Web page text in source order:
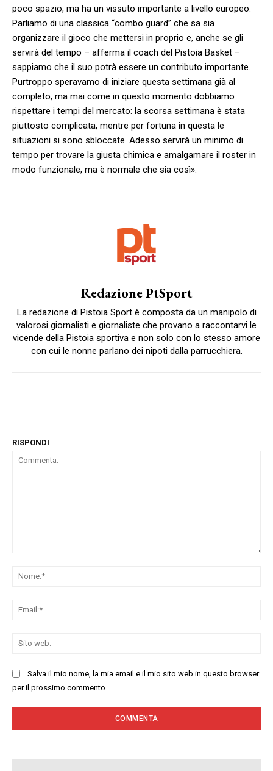
poco spazio, ma ha un vissuto importante a livello europeo.
Parliamo di una classica “combo guard” che sa sia
organizzare il gioco che mettersi in proprio e, anche se gli
servirà del tempo – afferma il coach del Pistoia Basket –
sappiamo che il suo potrà essere un contributo importante.
Purtroppo speravamo di iniziare questa settimana già al
completo, ma mai come in questo momento dobbiamo
rispettare i tempi del mercato: la scorsa settimana è stata
piuttosto complicata, mentre per fortuna in questa le
situazioni si sono sbloccate. Adesso servirà un minimo di
tempo per trovare la giusta chimica e amalgamare il roster in
modo funzionale, ma è normale che sia così».
Redazione PtSport
La redazione di Pistoia Sport è composta da un manipolo di
valorosi giornalisti e giornaliste che provano a raccontarvi le
vicende della Pistoia sportiva e non solo con lo stesso amore
con cui le nonne parlano dei nipoti dalla parrucchiera.
RISPONDI
Salva il mio nome, la mia email e il mio sito web in questo browser
per il prossimo commento.